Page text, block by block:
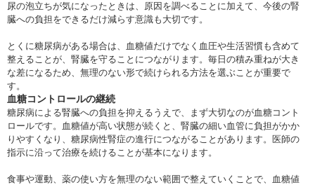
尿の泡立ちが気になったときは、原因を調べることに加えて、今後の腎
臓への負担をできるだけ減らす意識も大切です。
とくに糖尿病がある場合は、血糖値だけでなく血圧や生活習慣も含めて
整えることが、腎臓を守ることにつながります。毎日の積み重ねが大き
な差になるため、無理のない形で続けられる方法を選ぶことが重要で
す。
血糖コントロールの継続
糖尿病による腎臓への負担を抑えるうえで、まず大切なのが血糖コント
ロールです。血糖値が高い状態が続くと、腎臓の細い血管に負担がかか
りやすくなり、糖尿病性腎症の進行につながることがあります。医師の
指示に沿って治療を続けることが基本になります。
食事や運動、薬の使い方を無理のない範囲で整えていくことで、血糖値